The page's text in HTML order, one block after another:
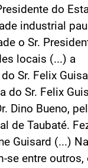
do
industrial
o Sr.
locais (...) a
Sr. Felix
do Sr. Felix
Dino Bueno,
de Taubaté.
Guisard (...) Na
se entre outros,